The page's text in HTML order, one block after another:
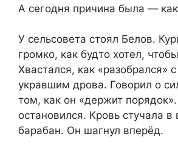
А сегодня причина была —
У сельсовета стоял Белов.
громко, как будто хотел,
Хвастался, как «разобрался»
укравшим дрова. Говорил о
том, как он «держит
остановился. Кровь стучала в
барабан. Он шагнул вперёд.